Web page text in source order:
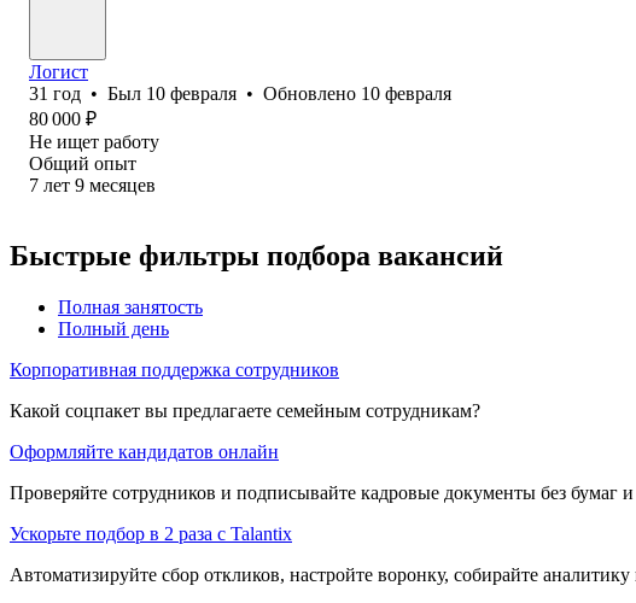
Логист
31 год • Был 10 февраля • Обновлено 10 февраля
80 000 ₽
Не ищет работу
Общий опыт
7 лет 9 месяцев
Быстрые фильтры подбора вакансий
Полная занятость
Полный день
Корпоративная поддержка сотрудников
Какой соцпакет вы предлагаете семейным сотрудникам?
Оформляйте кандидатов онлайн
Проверяйте сотрудников и подписывайте кадровые документы без бумаг
Ускорьте подбор в 2 раза с Talantix
Автоматизируйте сбор откликов, настройте воронку, собирайте аналитику